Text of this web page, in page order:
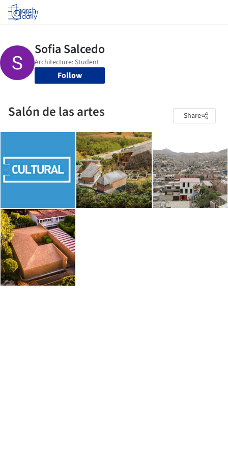
Log in
Follow
Salón de las artes Share